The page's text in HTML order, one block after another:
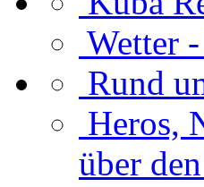
Wetter
Rund
Heros,
über